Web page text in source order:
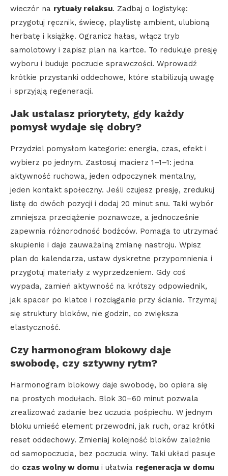
wieczór na rytuały relaksu. Zadbaj o logistykę:
przygotuj ręcznik, świecę, playlistę ambient, ulubioną
herbatę i książkę. Ogranicz hałas, włącz tryb
samolotowy i zapisz plan na kartce. To redukuje presję
wyboru i buduje poczucie sprawczości. Wprowadź
krótkie przystanki oddechowe, które stabilizują uwagę
i sprzyjają regeneracji.
Jak ustalasz priorytety, gdy każdy
pomysł wydaje się dobry?
Przydziel pomysłom kategorie: energia, czas, efekt i
wybierz po jednym. Zastosuj macierz 1–1–1: jedna
aktywność ruchowa, jeden odpoczynek mentalny,
jeden kontakt społeczny. Jeśli czujesz presję, zredukuj
listę do dwóch pozycji i dodaj 20 minut snu. Taki wybór
zmniejsza przeciążenie poznawcze, a jednocześnie
zapewnia różnorodność bodźców. Pomaga to utrzymać
skupienie i daje zauważalną zmianę nastroju. Wpisz
plan do kalendarza, ustaw dyskretne przypomnienia i
przygotuj materiały z wyprzedzeniem. Gdy coś
wypada, zamień aktywność na krótszy odpowiednik,
jak spacer po klatce i rozciąganie przy ścianie. Trzymaj
się struktury bloków, nie godzin, co zwiększa
elastyczność.
Czy harmonogram blokowy daje
swobodę, czy sztywny rytm?
Harmonogram blokowy daje swobodę, bo opiera się
na prostych modułach. Blok 30–60 minut pozwala
zrealizować zadanie bez uczucia pośpiechu. W jednym
bloku umieść element przewodni, jak ruch, oraz krótki
reset oddechowy. Zmieniaj kolejność bloków zależnie
od samopoczucia, bez poczucia winy. Taki układ pasuje
do czas wolny w domu i ułatwia regeneracja w domu